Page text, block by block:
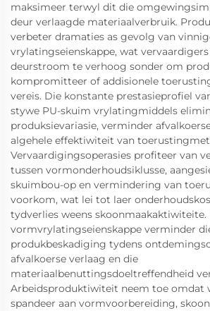
maksimeer terwyl dit die
deur verlaagde materiaalverbruik.
verbeter dramaties as gevolg van
vrylatingseienskappe, wat
deurstroom te verhoog sonder om
kompromitteer of addisionele
vereis. Die konstante prestasieprofiel
stywe PU-skuim vrylatingmiddels
produksievariasie, verminder
algehele effektiwiteit van
Vervaardigingsoperasies profiteer van
tussen vormonderhoudsiklusse,
skuimbou-op en vermindering van
voorkom, wat lei tot laer
tydverlies weens skoonmaakaktiwiteite.
vormvrylatingseienskappe verminder
produkbeskadiging tydens
afvalkoerse verlaag en die
materiaalbenuttingsdoeltreffendheid
Arbeidsproduktiwiteit neem toe omdat
spandeer aan vormvoorbereiding,